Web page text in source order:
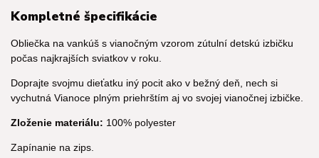
Kompletné špecifikácie
Obliečka na vankúš s vianočným vzorom zútulní detskú izbičku
počas najkrajších sviatkov v roku.
Doprajte svojmu dieťatku iný pocit ako v bežný deň, nech si
vychutná Vianoce plným priehrštím aj vo svojej vianočnej izbičke.
Zloženie materiálu: 100% polyester
Zapínanie na zips.